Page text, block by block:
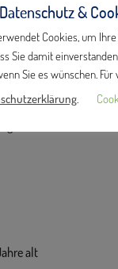
einen
ich auch im 12. Jahr
Walking und
könnte ich
bis an mein
alt
Datenschutz &
Cookies, um
Sie damit
Sie es wünschen.
.